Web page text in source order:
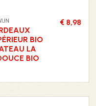
BIO
LA
BIO
€ 8,98